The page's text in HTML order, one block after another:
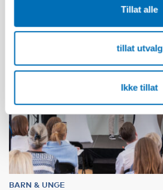
Tillat alle
tillat utvalg
Ikke tillat
BARN & UNGE